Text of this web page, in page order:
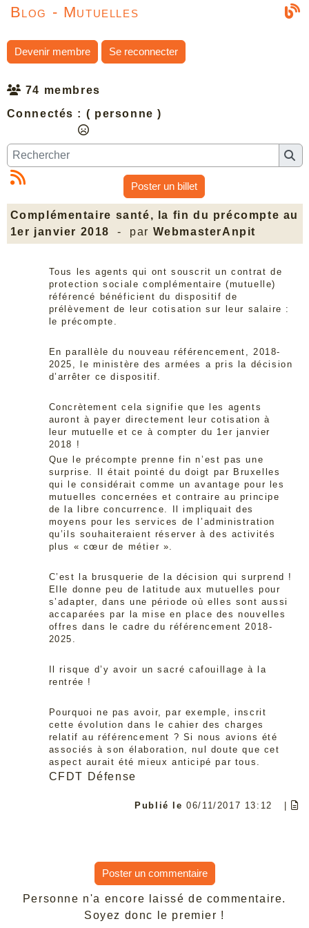
Blog - Mutuelles
Devenir membre Se reconnecter
74 membres
Connectés : ( personne )
Poster un billet
Complémentaire santé, la fin du précompte au
1er janvier 2018
- par WebmasterAnpit
Tous les agents qui ont souscrit un contrat de
protection sociale complémentaire (mutuelle)
référencé bénéficient du dispositif de
prélèvement de leur cotisation sur leur salaire :
le précompte.
En parallèle du nouveau référencement, 2018-
2025, le ministère des armées a pris la décision
d’arrêter ce dispositif.
Concrètement cela signifie que les agents
auront à payer directement leur cotisation à
leur mutuelle et ce à compter du 1er janvier
2018 !
Que le précompte prenne fin n’est pas une
surprise. Il était pointé du doigt par Bruxelles
qui le considérait comme un avantage pour les
mutuelles concernées et contraire au principe
de la libre concurrence. Il impliquait des
moyens pour les services de l’administration
qu’ils souhaiteraient réserver à des activités
plus « cœur de métier ».
C’est la brusquerie de la décision qui surprend !
Elle donne peu de latitude aux mutuelles pour
s’adapter, dans une période où elles sont aussi
accaparées par la mise en place des nouvelles
offres dans le cadre du référencement 2018-
2025.
Il risque d’y avoir un sacré cafouillage à la
rentrée !
Pourquoi ne pas avoir, par exemple, inscrit
cette évolution dans le cahier des charges
relatif au référencement ? Si nous avions été
associés à son élaboration, nul doute que cet
aspect aurait été mieux anticipé par tous.
CFDT Défense
Publié le06/11/2017 13:12 |
Poster un commentaire
Personne n'a encore laissé de commentaire.
Soyez donc le premier !